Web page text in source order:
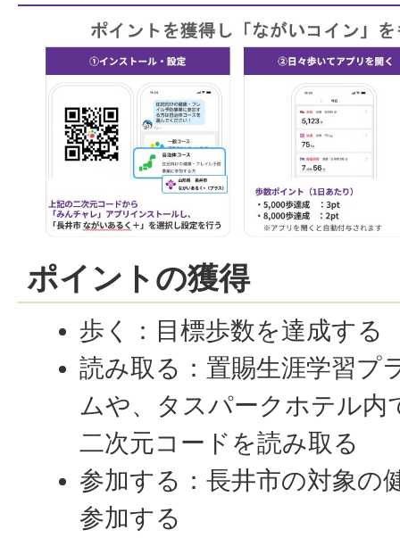
ポイントの獲得
歩く：目標歩数を達成する
読み取る：置賜生涯学習プ
ムや、タスパークホテル内
二次元コードを読み取る
参加する：長井市の対象の
参加する